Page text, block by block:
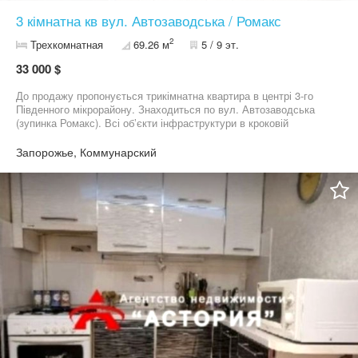
3 кімнатна кв вул. Автозаводська / Ромакс
Трехкомнатная 69.26 м2 5 / 9 эт.
33 000 $
До продажу пропонується трикімнатна квартира в центрі 3-го
Південного мікрорайону. Знаходиться по вул. Автозаводська
(зупинка Ромакс). Всі обʼєкти інфраструктури в кроковій
поверхового житлового будинку. Стан добрий. Метраж:
69,26/43,1/8 кв.м. Меблі частково залишаються новим
власникам. М/п вікна, балкон засклений. 2 кондиціонера.
Лічильники на світло/вода/газ. Є тамбур та кладова на поверсі.
Будинок ОСББ. Чистий та охайний підʼїзд з ремонтом,
доглянута прибудинкова територія. Квартира вільна, документи
готові до продажу.
Запорожье, Коммунарский